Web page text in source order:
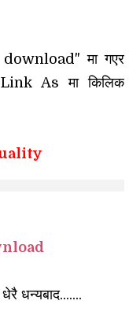
मा गएर
Link As माकिलिक
धन्यबाद.......